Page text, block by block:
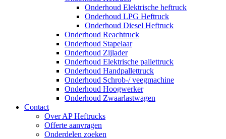
Onderhoud Elektrische heftruck
Onderhoud LPG Heftruck
Onderhoud Diesel Heftruck
Onderhoud Reachtruck
Onderhoud Stapelaar
Onderhoud Zijlader
Onderhoud Elektrische pallettruck
Onderhoud Handpallettruck
Onderhoud Schrob-/ veegmachine
Onderhoud Hoogwerker
Onderhoud Zwaarlastwagen
Contact
Over AP Heftrucks
Offerte aanvragen
Onderdelen zoeken